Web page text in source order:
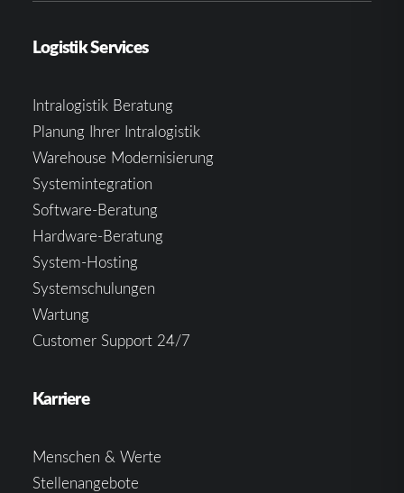
Logistik Services
Intralogistik Beratung
Planung Ihrer Intralogistik
Warehouse Modernisierung
Systemintegration
Software-Beratung
Hardware-Beratung
System-Hosting
Systemschulungen
Wartung
Customer Support 24/7
Karriere
Menschen & Werte
Stellenangebote